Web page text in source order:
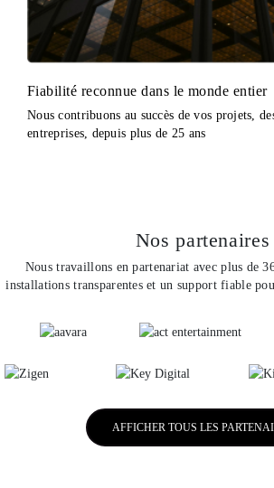
Fiabilité reconnue dans le monde entier
Nous contribuons au succès de vos projets,
entreprises, depuis plus de 25 ans
Nos partenaires
Nous travaillons en partenariat avec plus de
installations transparentes et un support fiable
AFFICHER TOUS LES